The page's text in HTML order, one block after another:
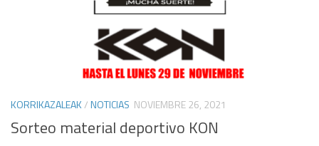
KORRIKAZALEAK/NOTICIAS NOVIEMBRE 26, 2021
Sorteo material deportivo KON